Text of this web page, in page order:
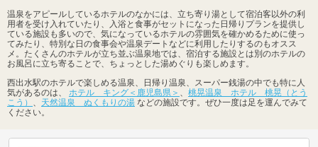
温泉をアピールしているホテルのなかには、立ち寄り湯として宿泊客以外の利
用者を受け入れていたり、入浴と食事がセットになった日帰りプランを提供し
ている施設も多いので、気になっているホテルの雰囲気を確かめるために使っ
てみたり、特別な日の食事会や温泉デートなどに利用したりするのもオスス
メ。たくさんのホテルが立ち並ぶ温泉地では、宿泊する施設とは別のホテルの
お風呂に立ち寄ることで、ちょっとした湯めぐりも楽しめます。
西出水駅のホテルで楽しめる温泉、日帰り温泉、スーパー銭湯の中でも特に人
気があるのは、 ホテル キング＜鹿児島県＞
桃晃温泉 ホテル 桃晃（とう
こう）
天然温泉 ぬくもりの湯 などの施設です。ぜひ一度は足を運んでみて
ください。